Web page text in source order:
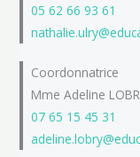
05 62 66 93 61
Coordonnatrice
Mme Adeline
07 65 15 45 31